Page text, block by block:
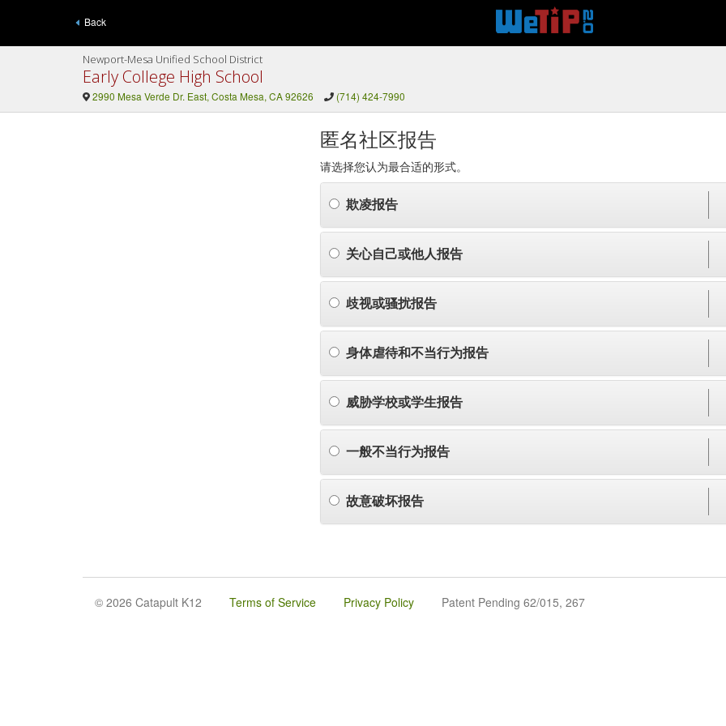
Back
Newport-Mesa Unified School District
Early College High School
2990 Mesa Verde Dr. East, Costa Mesa, CA 92626 (714) 424-7990
匿名社区报告
请选择您认为最合适的形式。
欺凌报告
关心自己或他人报告
歧视或骚扰报告
身体虐待和不当行为报告
威胁学校或学生报告
一般不当行为报告
故意破坏报告
© 2026 Catapult K12 Terms of Service Privacy Policy Patent Pending 62/015, 267